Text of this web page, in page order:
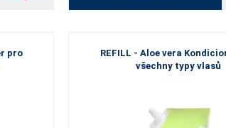
pro
REFILL - Aloe vera
všechny typy vlasů